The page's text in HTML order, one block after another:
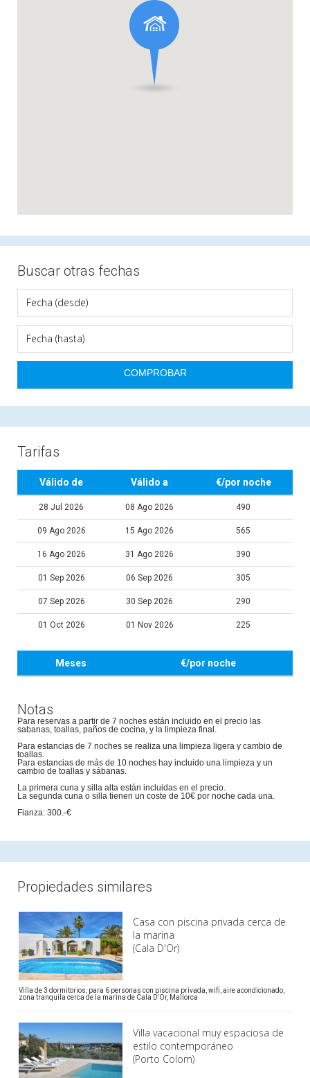
Buscar otras fechas
Tarifas
Válido de Válido a €/por noche
28 Jul 2026 08 Ago 2026 490
09 Ago 2026 15 Ago 2026 565
16 Ago 2026 31 Ago 2026 390
01 Sep 2026 06 Sep 2026 305
07 Sep 2026 30 Sep 2026 290
01 Oct 2026 01 Nov 2026 225
Meses €/por noche
Notas
Para reservas a partir de 7 noches están incluido en el precio las
sabanas, toallas, paños de cocina, y la limpieza final.
Para estancias de 7 noches se realiza una limpieza ligera y cambio de
toallas.
Para estancias de más de 10 noches hay incluido una limpieza y un
cambio de toallas y sábanas.
La primera cuna y silla alta están incluidas en el precio.
La segunda cuna o silla tienen un coste de 10€ por noche cada una.
Fianza: 300.-€
Propiedades similares
Casa con piscina privada cerca de
la marina
(Cala D'Or)
Villa de 3 dormitorios, para 6 personas con piscina privada, wifi, aire acondicionado,
zona tranquila cerca de la marina de Cala D'Or, Mallorca
Villa vacacional muy espaciosa de
estilo contemporáneo
(Porto Colom)